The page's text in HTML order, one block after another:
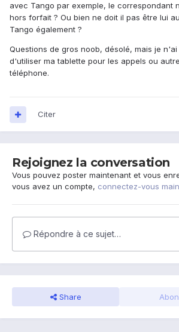
avec Tango par exemple, le correspondant
hors forfait ? Ou bien ne doit il pas être lui
Tango également ?
Questions de gros noob, désolé, mais je
d'utiliser ma tablette pour les appels ou
téléphone.
Citer
Rejoignez la conversation
Vous pouvez poster maintenant et vous
vous avez un compte, connectez-vous
Répondre à ce sujet…
Share